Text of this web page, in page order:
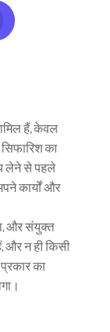
हैं, केवल
का
लेने से पहले
कार्यों और
और संयुक्त
और न ही किसी
का